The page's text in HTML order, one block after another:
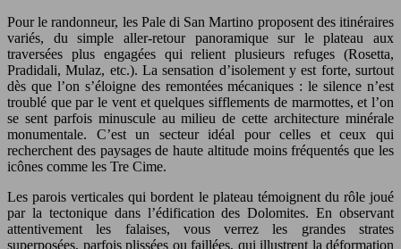
Pour le randonneur, les Pale di San Martino proposent des itinéraires
variés, du simple aller-retour panoramique sur le plateau aux
traversées plus engagées qui relient plusieurs refuges (Rosetta,
Pradidali, Mulaz, etc.). La sensation d’isolement y est forte, surtout
dès que l’on s’éloigne des remontées mécaniques : le silence n’est
troublé que par le vent et quelques sifflements de marmottes, et l’on
se sent parfois minuscule au milieu de cette architecture minérale
monumentale. C’est un secteur idéal pour celles et ceux qui
recherchent des paysages de haute altitude moins fréquentés que les
icônes comme les Tre Cime.
Les parois verticales qui bordent le plateau témoignent du rôle joué
par la tectonique dans l’édification des Dolomites. En observant
attentivement les falaises, vous verrez les grandes strates
superposées, parfois plissées ou faillées, qui illustrent la déformation